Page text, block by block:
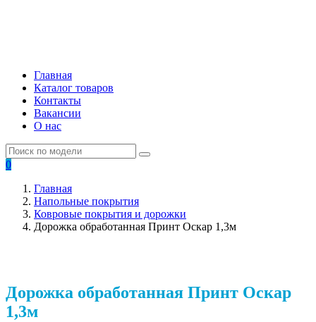
Главная
Каталог товаров
Контакты
Вакансии
О нас
0
Главная
Напольные покрытия
Ковровые покрытия и дорожки
Дорожка обработанная Принт Оскар 1,3м
Дорожка обработанная Принт Оскар
1,3м